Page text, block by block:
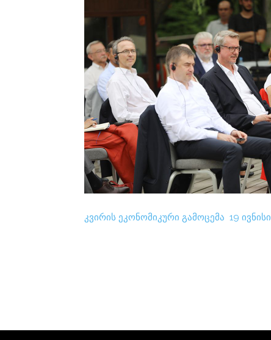
კვირის ეკონომიკური გამოცემა 19 ივნისი